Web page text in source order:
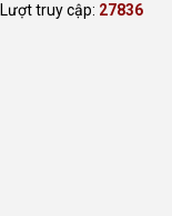
Lượt truy cập: 27836